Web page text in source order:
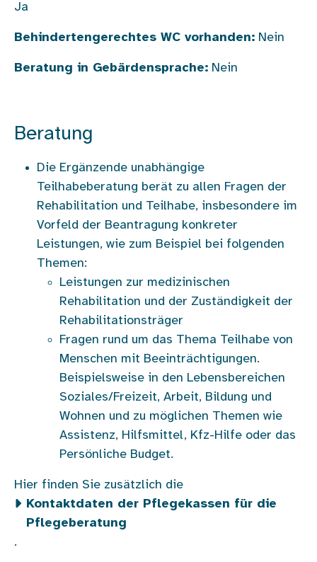
Ja
Behindertengerechtes WC vorhanden: Nein
Beratung in Gebärdensprache: Nein
Beratung
Die Ergänzende unabhängige
Teilhabeberatung berät zu allen Fragen der
Rehabilitation und Teilhabe, insbesondere im
Vorfeld der Beantragung konkreter
Leistungen, wie zum Beispiel bei folgenden
Themen:
Leistungen zur medizinischen
Rehabilitation und der Zuständigkeit der
Rehabilitationsträger
Fragen rund um das Thema Teilhabe von
Menschen mit Beeinträchtigungen.
Beispielsweise in den Lebensbereichen
Soziales/Freizeit, Arbeit, Bildung und
Wohnen und zu möglichen Themen wie
Assistenz, Hilfsmittel, Kfz-Hilfe oder das
Persönliche Budget.
Hier finden Sie zusätzlich die
Kontaktdaten der Pflegekassen für die
Pflegeberatung
.